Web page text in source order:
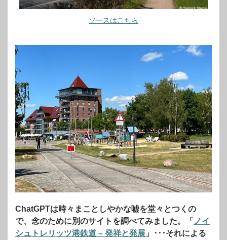
ソースはこちら
ChatGPTは時々まことしやかな嘘を堂々とつくの
で、念のために別のサイトを調べてみました。「 ノイ
シュトレリッツ港鉄道 – 発祥と発展 」･･･それによる